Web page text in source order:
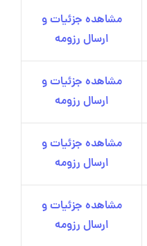
مشاهده جزئیات و
ارسال رزومه
مشاهده جزئیات و
ارسال رزومه
مشاهده جزئیات و
ارسال رزومه
مشاهده جزئیات و
ارسال رزومه